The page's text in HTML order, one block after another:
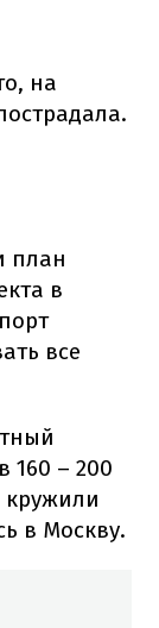
на
план
в
все
160 – 200
кружили
в Москву.